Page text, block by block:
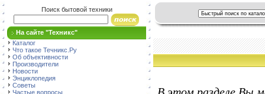
Поиск бытовой техники
На сайте "Техникс"
Каталог
Что такое Течникс.Ру
Об объективности
Производители
Новости
Энциклопедия
Советы
Частые вопросы